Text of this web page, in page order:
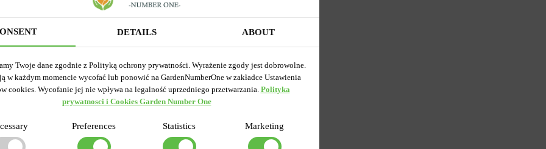
DETAILS ABOUT
Twoje dane zgodnie z Polityką ochrony prywatności. Wyrażenie zgody jest dobrowolne.
w każdym momencie wycofać lub ponowić na GardenNumberOne w zakładce Ustawienia
cookies. Wycofanie jej nie wpływa na legalność uprzedniego przetwarzania. Polityka
prywatnosci i Cookies Garden Number One
Preferences Statistics Marketing